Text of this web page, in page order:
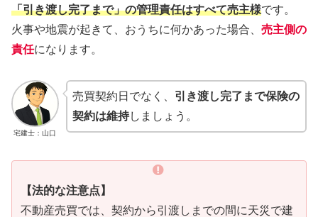
「引き渡し完了まで」の管理責任はすべて売主様です。
火事や地震が起きて、おうちに何かあった場合、 売主側の
責任になります。
宅建士：山口
売買契約日でなく、 引き渡し完了まで保険の
契約は維持しましょう。
【法的な注意点】
不動産売買では、契約から引渡しまでの間に天災で建